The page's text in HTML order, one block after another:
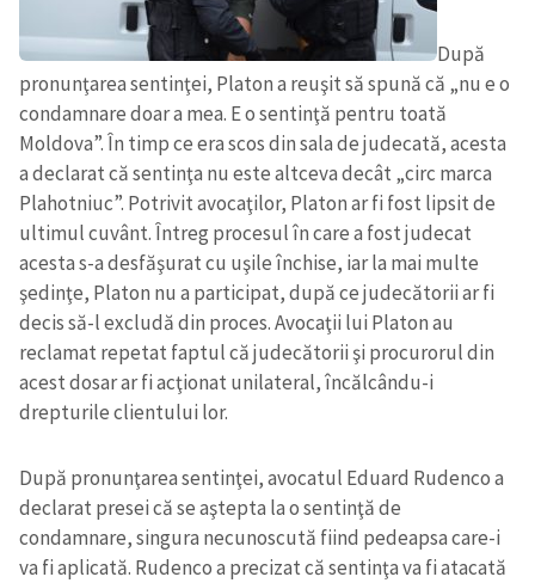
După
pronunţarea sentinţei, Platon a reuşit să spună că „nu e o
condamnare doar a mea. E o sentinţă pentru toată
Moldova”. În timp ce era scos din sala de judecată, acesta
a declarat că sentinţa nu este altceva decât „circ marca
Plahotniuc”. Potrivit avocaţilor, Platon ar fi fost lipsit de
ultimul cuvânt. Întreg procesul în care a fost judecat
acesta s-a desfăşurat cu uşile închise, iar la mai multe
şedinţe, Platon nu a participat, după ce judecătorii ar fi
decis să-l excludă din proces. Avocaţii lui Platon au
reclamat repetat faptul că judecătorii şi procurorul din
acest dosar ar fi acţionat unilateral, încălcându-i
drepturile clientului lor.
După pronunţarea sentinţei, avocatul Eduard Rudenco a
declarat presei că se aştepta la o sentinţă de
condamnare, singura necunoscută fiind pedeapsa care-i
va fi aplicată. Rudenco a precizat că sentinţa va fi atacată